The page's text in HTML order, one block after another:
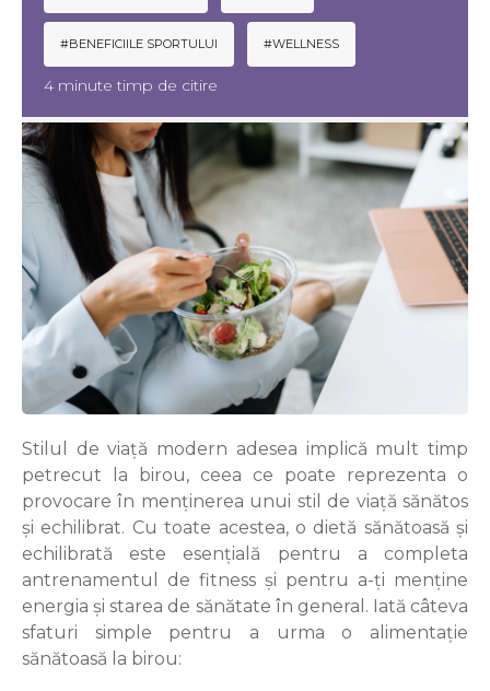
#BENEFICIILE SPORTULUI #WELLNESS
4 minute timp de citire
Stilul de viață modern adesea implică mult timp
petrecut la birou, ceea ce poate reprezenta o
provocare în menținerea unui stil de viață sănătos
și echilibrat. Cu toate acestea, o dietă sănătoasă și
echilibrată este esențială pentru a completa
antrenamentul de fitness și pentru a-ți menține
energia și starea de sănătate în general. Iată câteva
sfaturi simple pentru a urma o alimentație
sănătoasă la birou: